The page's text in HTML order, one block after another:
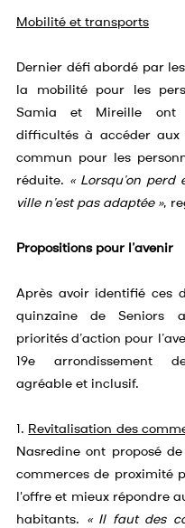
Mobilité et transports
Dernier défi abordé par
la mobilité pour les
Samia et Mireille ont
difficultés à accéder aux
commun pour les
réduite. « Lorsqu’on
ville n’est pas adaptée »,
Propositions pour l’avenir
Après avoir identifié ces
quinzaine de Seniors
priorités d’action pour
19e arrondissement
agréable et inclusif.
1. Revitalisation des
Nasredine ont proposé
commerces de proximité
l'offre et mieux répondre
habitants. « Il faut des